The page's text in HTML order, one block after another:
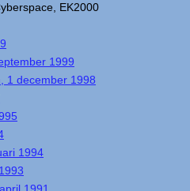
EK2000
1999
1 december 1998
1994